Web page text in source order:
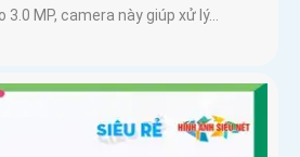
MP, camera này giúp xử lý...